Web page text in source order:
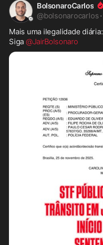
BolsonaroCarlos
@bolsonarocarlos ·
Mais uma ilegalidade diária:
Siga @JairBolsonaro